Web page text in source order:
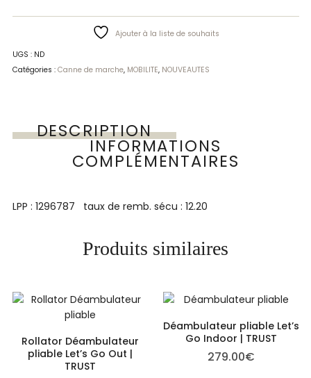
Ajouter à la liste de souhaits
UGS : ND
Catégories : Canne de marche, MOBILITE, NOUVEAUTES
DESCRIPTION
INFORMATIONS
COMPLÉMENTAIRES
LPP : 1296787 taux de remb. sécu : 12.20
Produits similaires
Rollator Déambulateur
pliable Let’s Go Out |
TRUST
Déambulateur pliable Let’s
Go Indoor | TRUST
279.00€